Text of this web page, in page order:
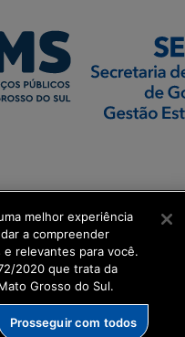
melhor experiência
a compreender
relevantes para você.
2020 que trata da
Grosso do Sul.
Prosseguir com todos